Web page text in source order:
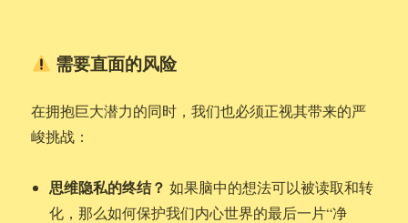
需要直面的风险
在拥抱巨大潜力的同时，我们也必须正视其带来的严
峻挑战：
思维隐私的终结？ 如果脑中的想法可以被读取和转
化，那么如何保护我们内心世界的最后一片“净